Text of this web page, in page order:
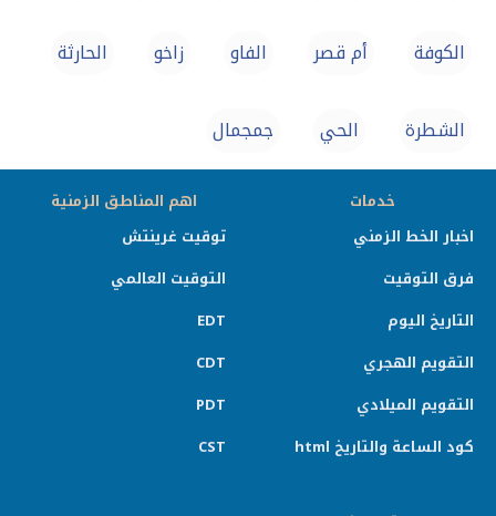
الكوفة أم قصر الفاو زاخو الحارثة
الشطرة الحي جمجمال
خدمات
اخبار الخط الزمني
فرق التوقيت
التاريخ اليوم
التقويم الهجري
التقويم الميلادي
كود الساعة والتاريخ html
اهم المناطق الزمنية
توقيت غرينتش
التوقيت العالمي
EDT
CDT
PDT
CST